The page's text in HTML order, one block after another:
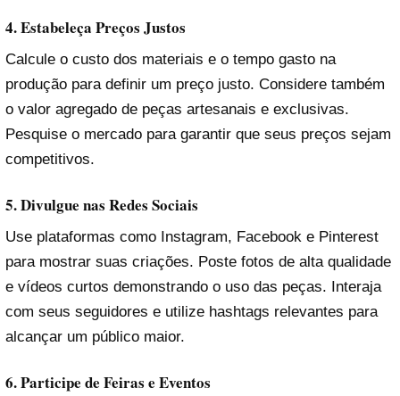
4. Estabeleça Preços Justos
Calcule o custo dos materiais e o tempo gasto na
produção para definir um preço justo. Considere também
o valor agregado de peças artesanais e exclusivas.
Pesquise o mercado para garantir que seus preços sejam
competitivos.
5. Divulgue nas Redes Sociais
Use plataformas como Instagram, Facebook e Pinterest
para mostrar suas criações. Poste fotos de alta qualidade
e vídeos curtos demonstrando o uso das peças. Interaja
com seus seguidores e utilize hashtags relevantes para
alcançar um público maior.
6. Participe de Feiras e Eventos